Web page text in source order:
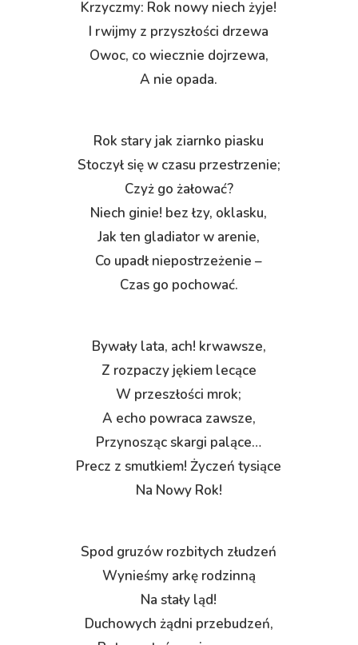
Krzyczmy: Rok nowy niech żyje!
I rwijmy z przyszłości drzewa
Owoc, co wiecznie dojrzewa,
A nie opada.
Rok stary jak ziarnko piasku
Stoczył się w czasu przestrzenie;
Czyż go żałować?
Niech ginie! bez łzy, oklasku,
Jak ten gladiator w arenie,
Co upadł niepostrzeżenie –
Czas go pochować.
Bywały lata, ach! krwawsze,
Z rozpaczy jękiem lecące
W przeszłości mrok;
A echo powraca zawsze,
Przynosząc skargi palące…
Precz z smutkiem! Życzeń tysiące
Na Nowy Rok!
Spod gruzów rozbitych złudzeń
Wynieśmy arkę rodzinną
Na stały ląd!
Duchowych żądni przebudzeń,